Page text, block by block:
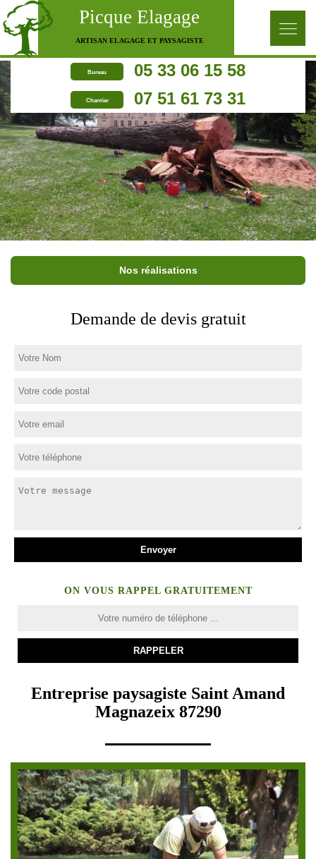
Picque Elagage
ARTISAN ELAGAGE ET PAYSAGISTE
Bureau 05 33 06 15 58
Chantier 07 51 61 73 31
Nos réalisations
Demande de devis gratuit
ON VOUS RAPPEL GRATUITEMENT
Entreprise paysagiste Saint Amand
Magnazeix 87290